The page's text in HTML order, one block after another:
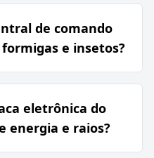
de comando
e insetos?
eletrônica do
energia e raios?